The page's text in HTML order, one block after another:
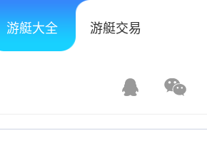
游艇大全 游艇交易